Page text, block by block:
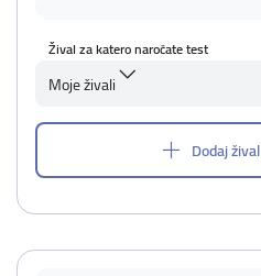
Žival za katero naročate test
Moje živali
Dodaj žival